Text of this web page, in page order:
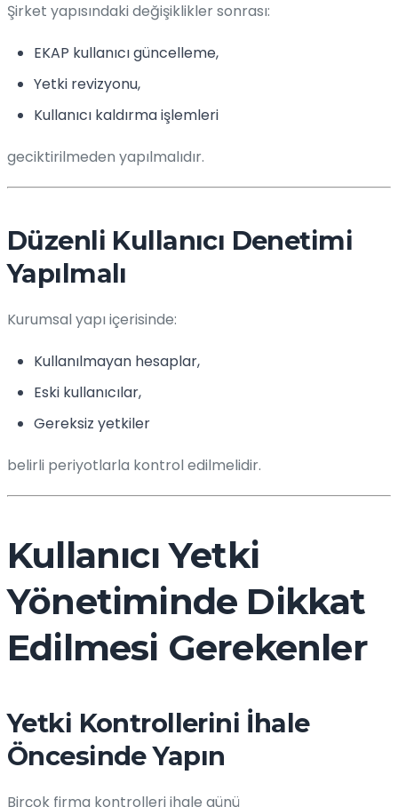
Şirket yapısındaki değişiklikler sonrası:
EKAP kullanıcı güncelleme,
Yetki revizyonu,
Kullanıcı kaldırma işlemleri
geciktirilmeden yapılmalıdır.
Düzenli Kullanıcı Denetimi
Yapılmalı
Kurumsal yapı içerisinde:
Kullanılmayan hesaplar,
Eski kullanıcılar,
Gereksiz yetkiler
belirli periyotlarla kontrol edilmelidir.
Kullanıcı Yetki
Yönetiminde Dikkat
Edilmesi Gerekenler
Yetki Kontrollerini İhale
Öncesinde Yapın
Birçok firma kontrolleri ihale günü